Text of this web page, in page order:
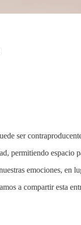
ser
permitiendo espacio
emociones, en
a compartir esta